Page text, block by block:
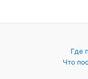
Где
Что